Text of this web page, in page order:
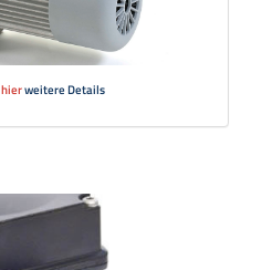
hierweitere Details